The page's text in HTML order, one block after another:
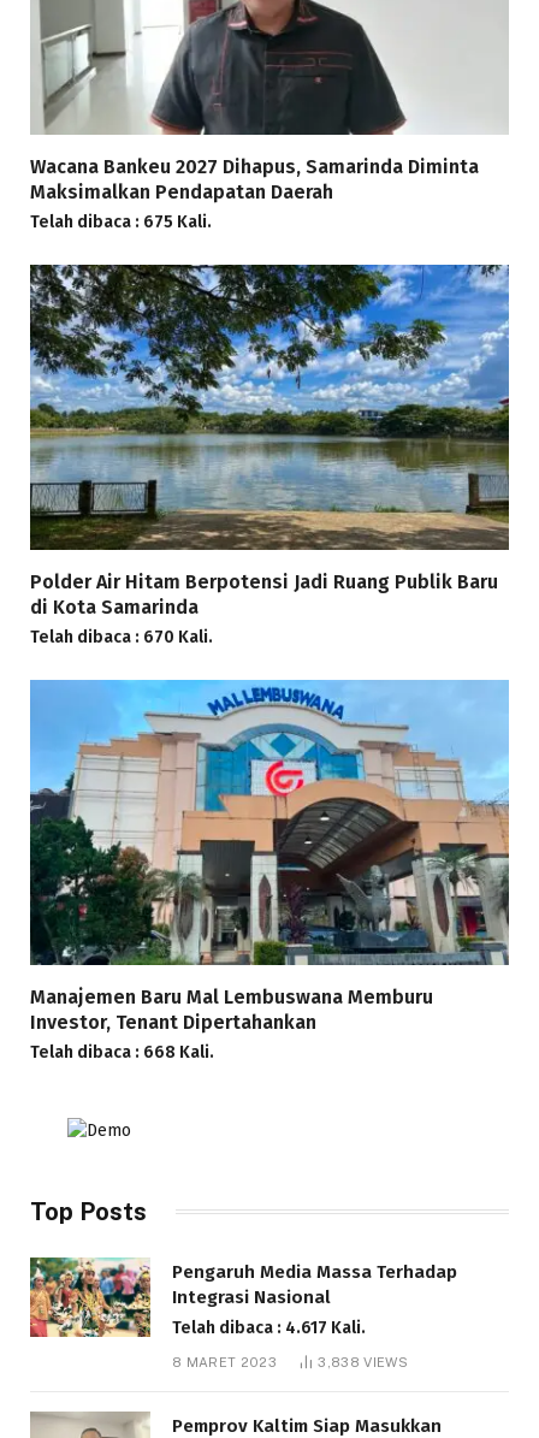
Wacana Bankeu 2027 Dihapus, Samarinda Diminta
Maksimalkan Pendapatan Daerah
Telah dibaca : 675 Kali.
Polder Air Hitam Berpotensi Jadi Ruang Publik Baru
di Kota Samarinda
Telah dibaca : 670 Kali.
Manajemen Baru Mal Lembuswana Memburu
Investor, Tenant Dipertahankan
Telah dibaca : 668 Kali.
Top Posts
Pengaruh Media Massa Terhadap
Integrasi Nasional
Telah dibaca : 4.617 Kali.
8 MARET 2023 3,838VIEWS
Pemprov Kaltim Siap Masukkan